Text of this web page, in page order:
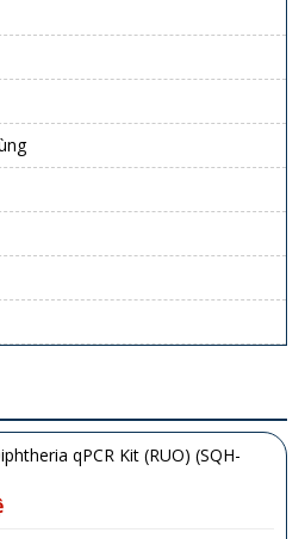
qPCR Kit (RUO) (SQH-